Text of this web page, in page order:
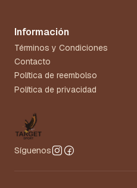
Información
Términos y Condiciones
Contacto
Política de reembolso
Política de privacidad
Síguenos